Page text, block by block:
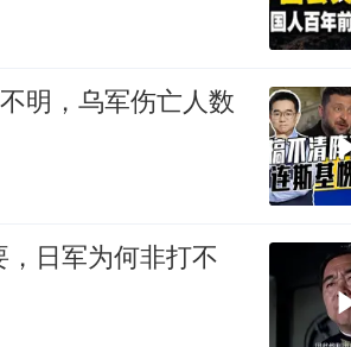
明，乌军伤亡人数
日军为何非打不